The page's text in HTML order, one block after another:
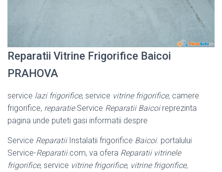
Reparatii Vitrine Frigorifice Baicoi
PRAHOVA
service lazi frigorifice, service vitrine frigorifice, camere
frigorifice, reparatieService Reparatii Baicoireprezinta
pagina unde puteti gasi informatii despre
Service ReparatiiInstalatii frigorifice Baicoi. portalului
Service-Reparatii.com, va ofera Reparatii vitrinele
frigorifice, service vitrine frigorifice, vitrine frigorifice,